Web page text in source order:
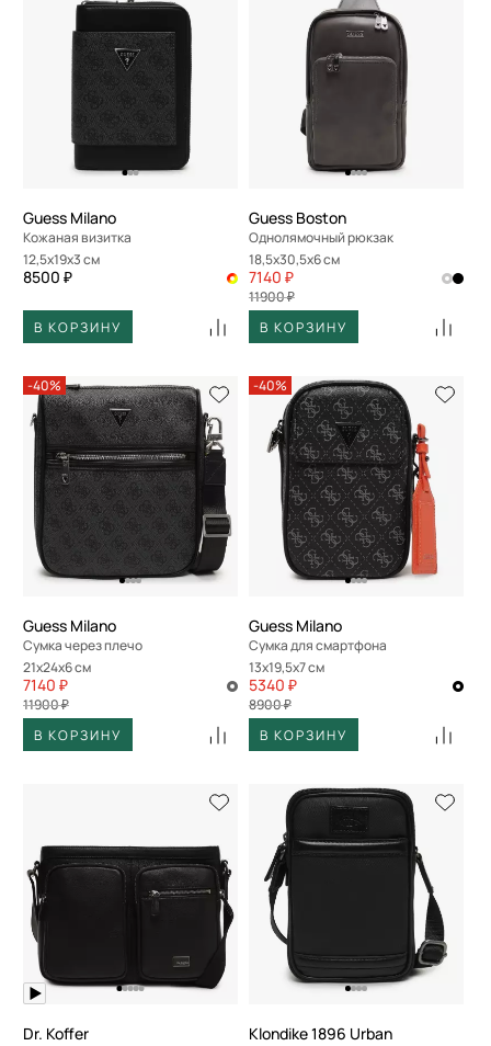
Guess Milano
Кожаная визитка
12,5x19x3 см
8500 ₽
В КОРЗИНУ
Guess Boston
Однолямочный рюкзак
18,5x30,5x6 см
7140 ₽
11900 ₽
В КОРЗИНУ
-40%
Guess Milano
Сумка через плечо
21x24x6 см
7140 ₽
11900 ₽
В КОРЗИНУ
-40%
Guess Milano
Сумка для смартфона
13x19,5x7 см
5340 ₽
8900 ₽
В КОРЗИНУ
Dr. Koffer Klondike 1896 Urban